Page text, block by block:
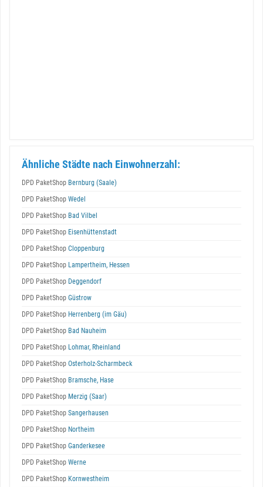
Ähnliche Städte nach Einwohnerzahl:
DPD PaketShop Bernburg (Saale)
DPD PaketShop Wedel
DPD PaketShop Bad Vilbel
DPD PaketShop Eisenhüttenstadt
DPD PaketShop Cloppenburg
DPD PaketShop Lampertheim, Hessen
DPD PaketShop Deggendorf
DPD PaketShop Güstrow
DPD PaketShop Herrenberg (im Gäu)
DPD PaketShop Bad Nauheim
DPD PaketShop Lohmar, Rheinland
DPD PaketShop Osterholz-Scharmbeck
DPD PaketShop Bramsche, Hase
DPD PaketShop Merzig (Saar)
DPD PaketShop Sangerhausen
DPD PaketShop Northeim
DPD PaketShop Ganderkesee
DPD PaketShop Werne
DPD PaketShop Kornwestheim